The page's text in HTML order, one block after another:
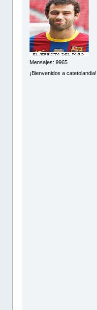
Mensajes: 9965
¡Bienvenidos a catetolandia!